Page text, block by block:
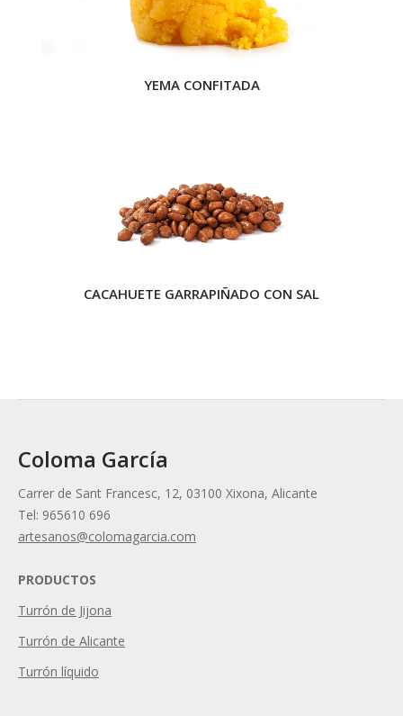
YEMA CONFITADA
CACAHUETE GARRAPIÑADO CON SAL
Coloma García
Carrer de Sant Francesc, 12, 03100 Xixona, Alicante
Tel: 965610 696
artesanos@colomagarcia.com
PRODUCTOS
Turrón de Jijona
Turrón de Alicante
Turrón líquido